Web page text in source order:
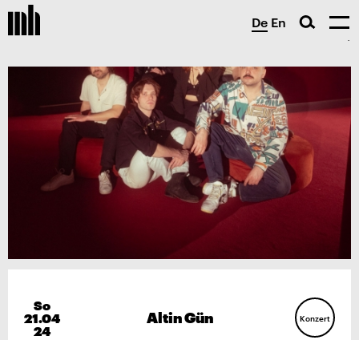
De En
So
21.04
24
Altin Gün Konzert